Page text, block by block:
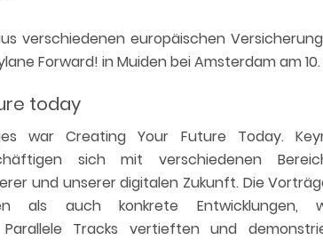
verschiedenen europäischen
Forward! in Muiden bei Amsterdam am
today
war Creating Your Future Today.
sich mit verschiedenen
und unserer digitalen Zukunft. Die
als auch konkrete
Parallele Tracks vertieften und